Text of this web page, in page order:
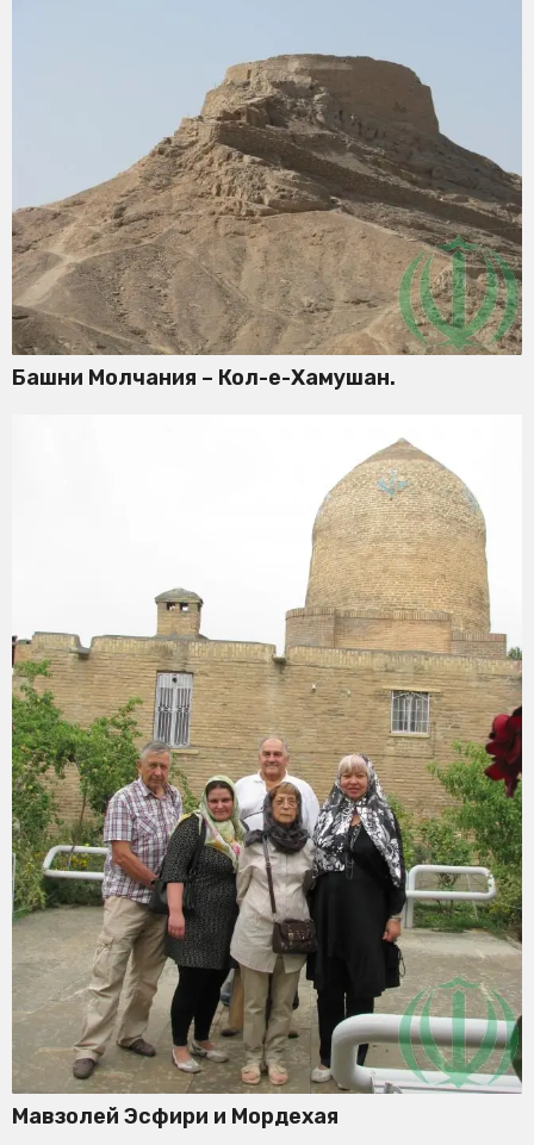
Башни Молчания – Кол-е-Хамушан.
Мавзолей Эсфири и Мордехая